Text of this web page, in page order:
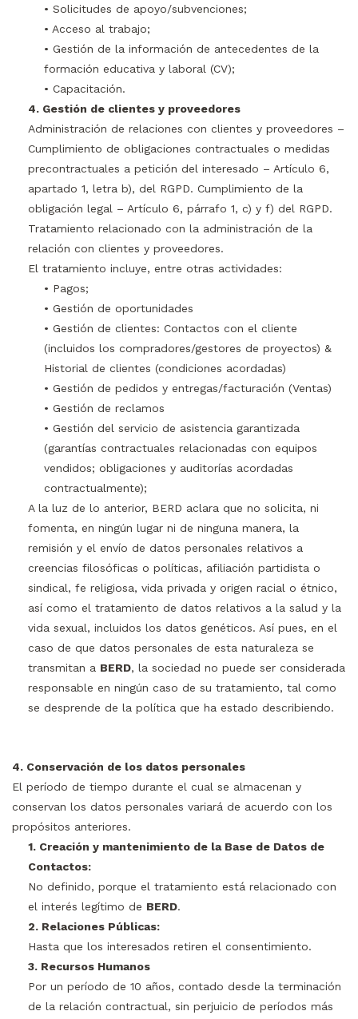
• Solicitudes de apoyo/subvenciones;
• Acceso al trabajo;
• Gestión de la información de antecedentes de la
formación educativa y laboral (CV);
• Capacitación.
4. Gestión de clientes y proveedores
Administración de relaciones con clientes y proveedores –
Cumplimiento de obligaciones contractuales o medidas
precontractuales a petición del interesado – Artículo 6,
apartado 1, letra b), del RGPD. Cumplimiento de la
obligación legal – Artículo 6, párrafo 1, c) y f) del RGPD.
Tratamiento relacionado con la administración de la
relación con clientes y proveedores.
El tratamiento incluye, entre otras actividades:
• Pagos;
• Gestión de oportunidades
• Gestión de clientes: Contactos con el cliente
(incluidos los compradores/gestores de proyectos) &
Historial de clientes (condiciones acordadas)
• Gestión de pedidos y entregas/facturación (Ventas)
• Gestión de reclamos
• Gestión del servicio de asistencia garantizada
(garantías contractuales relacionadas con equipos
vendidos; obligaciones y auditorías acordadas
contractualmente);
A la luz de lo anterior, BERD aclara que no solicita, ni
fomenta, en ningún lugar ni de ninguna manera, la
remisión y el envío de datos personales relativos a
creencias filosóficas o políticas, afiliación partidista o
sindical, fe religiosa, vida privada y origen racial o étnico,
así como el tratamiento de datos relativos a la salud y la
vida sexual, incluidos los datos genéticos. Así pues, en el
caso de que datos personales de esta naturaleza se
transmitan a BERD, la sociedad no puede ser considerada
responsable en ningún caso de su tratamiento, tal como
se desprende de la política que ha estado describiendo.
4. Conservación de los datos personales
El período de tiempo durante el cual se almacenan y
conservan los datos personales variará de acuerdo con los
propósitos anteriores.
1. Creación y mantenimiento de la Base de Datos de
Contactos:
No definido, porque el tratamiento está relacionado con
el interés legítimo de BERD.
2. Relaciones Públicas:
Hasta que los interesados retiren el consentimiento.
3. Recursos Humanos
Por un período de 10 años, contado desde la terminación
de la relación contractual, sin perjuicio de períodos más